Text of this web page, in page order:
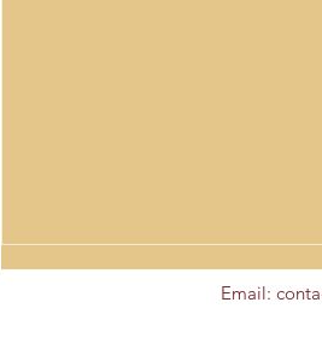
Email: